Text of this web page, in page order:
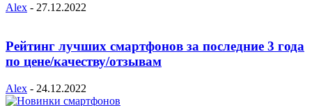
Alex - 27.12.2022
Рейтинг лучших смартфонов за последние 3 года
по цене/качеству/отзывам
Alex - 24.12.2022